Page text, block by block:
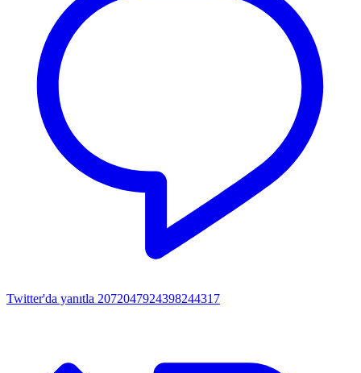
Twitter'da yanıtla 2072047924398244317